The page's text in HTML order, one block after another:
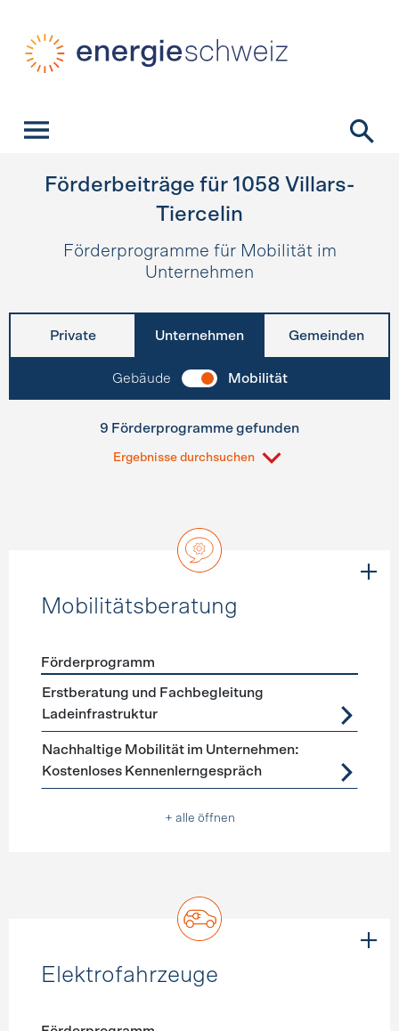
Förderbeiträge für 1058 Villars-
Tiercelin
Förderprogramme für Mobilität im
Unternehmen
Private Unternehmen Gemeinden
Gebäude Mobilität
9 Förderprogramme gefunden
Ergebnisse durchsuchen
Mobilitätsberatung
Förderprogramme Mobilitätsberatung
Förderprogramm
Erstberatung und Fachbegleitung
Ladeinfrastruktur
Nachhaltige Mobilität im Unternehmen:
Kostenloses Kennenlerngespräch
+ alle öffnen
Elektrofahrzeuge